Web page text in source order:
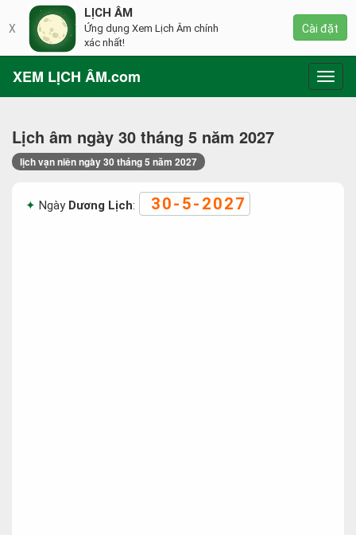
XEM LỊCH ÂM.com
Lịch âm ngày 30 tháng 5 năm 2027
lịch vạn niên ngày 30 tháng 5 năm 2027
Ngày Dương Lịch: 30-5-2027
X
LỊCH ÂM
Ứng dụng Xem Lịch Âm chính
xác nhất!
Cài đặt